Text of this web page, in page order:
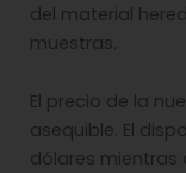
del material
muestras.
El precio de la
asequible. El
dólares mientras